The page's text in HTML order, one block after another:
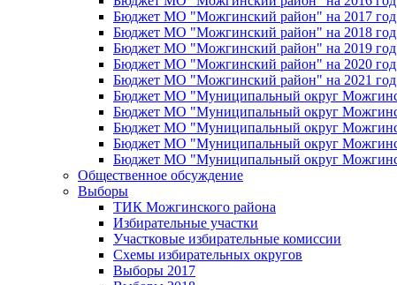
Бюджет МО "Можгинский район" на 2017 год
Бюджет МО "Можгинский район" на 2018 год
Бюджет МО "Можгинский район" на 2019 год
Бюджет МО "Можгинский район" на 2020 год
Бюджет МО "Можгинский район" на 2021 год
Бюджет МО "Муниципальный округ
Бюджет МО "Муниципальный округ
Бюджет МО "Муниципальный округ
Бюджет МО "Муниципальный округ
Бюджет МО "Муниципальный округ
Общественное обсуждение
Выборы
ТИК Можгинского района
Избирательные участки
Участковые избирательные комиссии
Схемы избирательных округов
Выборы 2017